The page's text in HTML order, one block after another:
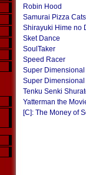
Robin Hood
Samurai Pizza Cats
Shirayuki Hime no
Sket Dance
SoulTaker
Speed Racer
Super
Super
Tenku Senki
Yatterman the
[C]: The Money of